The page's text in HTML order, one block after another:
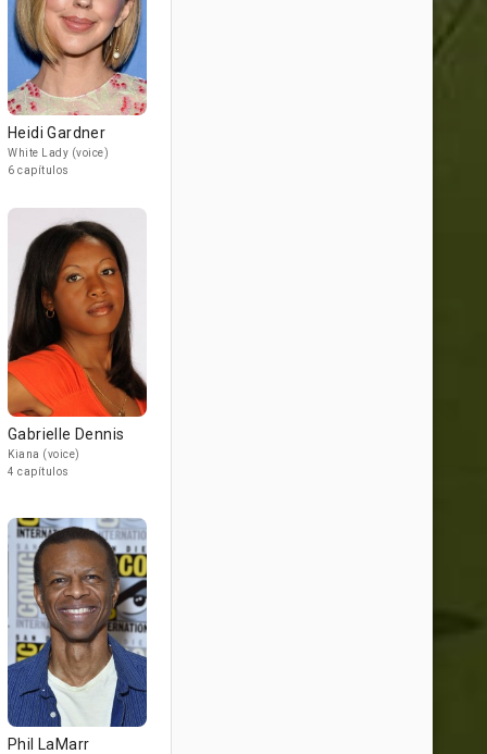
Heidi Gardner
White Lady (voice)
6 capítulos
Gabrielle Dennis
Kiana (voice)
4 capítulos
Phil LaMarr